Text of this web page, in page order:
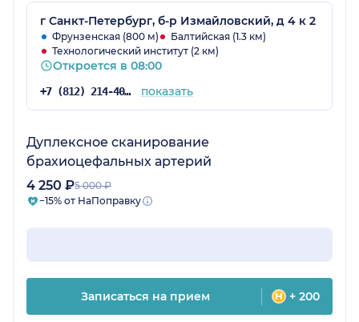
г Санкт-Петербург, б-р Измайловский, д 4 к 2
Фрунзенская (800 м)
Балтийская (1.3 км)
Технологический институт (2 км)
Откроется в 08:00
+7 (812) 214-40-51 показать
Дуплексное сканирование
брахиоцефальных артерий
4 250 ₽5 000 ₽
−15% от НаПоправку
Записаться на прием + 200